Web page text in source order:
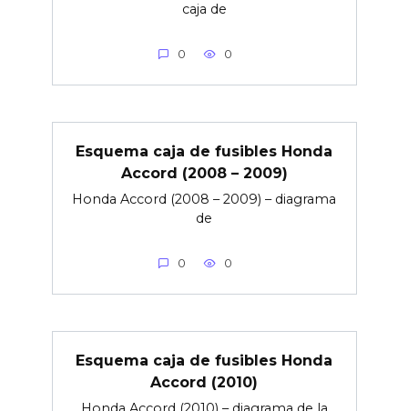
caja de
0 0
Esquema caja de fusibles Honda
Accord (2008 – 2009)
Honda Accord (2008 – 2009) – diagrama
de
0 0
Esquema caja de fusibles Honda
Accord (2010)